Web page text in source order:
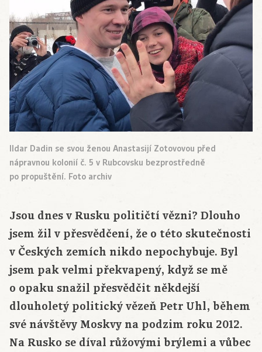
Ildar Dadin se svou ženou Anastasijí Zotovovou před
nápravnou kolonií č. 5 v Rubcovsku bezprostředně
po propuštění. Foto archiv
Jsou dnes v Rusku političtí vězni? Dlouho
jsem žil v přesvědčení, že o této skutečnosti
v Českých zemích nikdo nepochybuje. Byl
jsem pak velmi překvapený, když se mě
o opaku snažil přesvědčit někdejší
dlouholetý politický vězeň Petr Uhl, během
své návštěvy Moskvy na podzim roku 2012.
Na Rusko se díval růžovými brýlemi a vůbec